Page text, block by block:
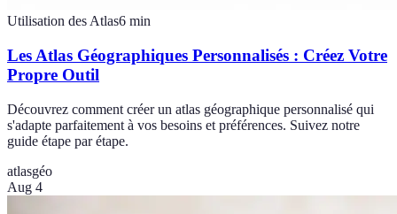
Utilisation des Atlas6 min
Les Atlas Géographiques Personnalisés : Créez Votre
Propre Outil
Découvrez comment créer un atlas géographique personnalisé qui
s'adapte parfaitement à vos besoins et préférences. Suivez notre
guide étape par étape.
atlasgéo
Aug 4